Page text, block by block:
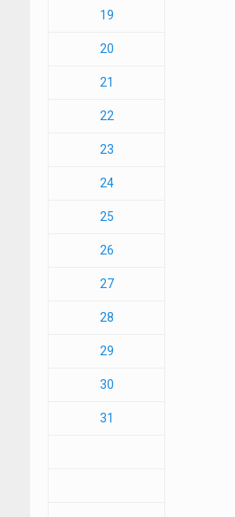
19
20
21
22
23
24
25
26
27
28
29
30
31